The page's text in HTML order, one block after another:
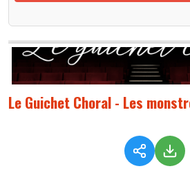
Le Guichet Choral - Les